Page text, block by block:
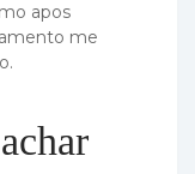
apos
me